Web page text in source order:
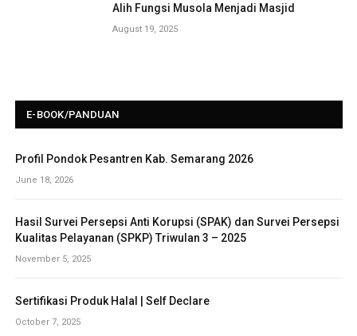
Alih Fungsi Musola Menjadi Masjid
August 19, 2025
E-BOOK/PANDUAN
Profil Pondok Pesantren Kab. Semarang 2026
June 18, 2026
Hasil Survei Persepsi Anti Korupsi (SPAK) dan Survei Persepsi
Kualitas Pelayanan (SPKP) Triwulan 3 – 2025
November 5, 2025
Sertifikasi Produk Halal | Self Declare
October 7, 2025